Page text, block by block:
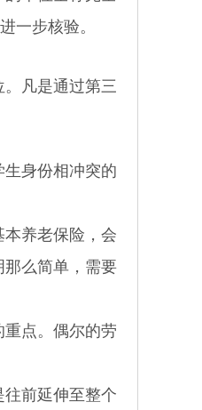
一步核验。
凡是通过第三
身份相冲突的
养老保险，会
么简单，需要
点。偶尔的劳
前延伸至整个